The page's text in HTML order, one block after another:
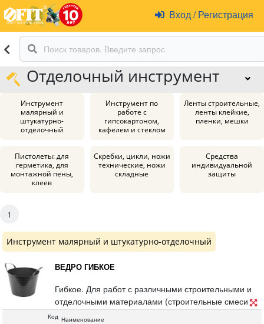
Вход /Регистрация
Отделочный инструмент
Инструмент
малярный и
штукатурно-
отделочный
Инструмент по
работе с
гипсокартоном,
кафелем и стеклом
Ленты строительные,
ленты клейкие,
пленки, мешки
Пистолеты: для
герметика, для
монтажной пены,
клеев
Скребки, цикли, ножи
технические, ножи
складные
Средства
индивидуальной
защиты
1
Инструмент малярный и штукатурно-отделочный
ВЕДРО ГИБКОЕ
Гибкое. Для работ с различными строительными и
отделочными материалами (строительные смеси,
шпаклевки, штукатурки, клеи, краски, лаки и т.д.).
Код Наименование